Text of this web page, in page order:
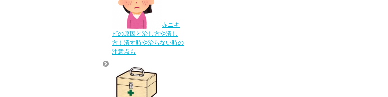
赤ニキ
ビの原因と治し方や潰し
方！潰す時や治らない時の
注意点も